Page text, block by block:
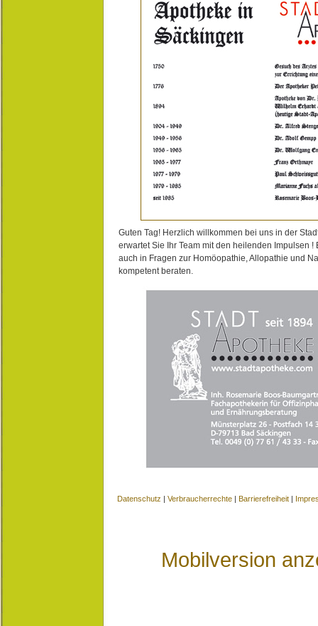
Guten Tag! Herzlich willkommen bei uns in der
erwartet Sie Ihr Team mit den heilenden Impulsen !
auch in Fragen zur Homöopathie, Allopathie und
kompetent beraten.
Datenschutz | Verbraucherrechte | Barrierefreiheit |
Mobilversion